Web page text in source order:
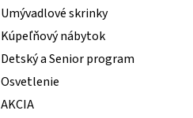
Umývadlové skrinky
Kúpeľňový nábytok
Detský a Senior program
Osvetlenie
AKCIA